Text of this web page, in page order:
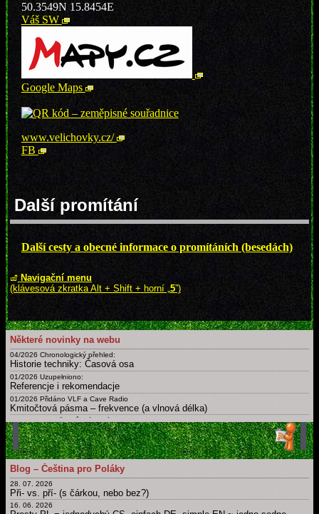
50.3549N 15.8454E
Váš SW
Google Maps
www.velichovky.cz/
FB
Další promítání
Další cesty a obecné informace o promítáních (besedách)
Navigační menu
(klávesová zkratka Alt + Shift + horní „ 5”)
Některé novinky na webu
04/2026 Chronologický přehled:
Historie techniky: Časová osa
01/2026 Uzupełniono:
Referencje i rekomendacje
01/2026 Přidáno VLF a Cave Radio
Kmitočtová pásma – frekvence (a vlnová délka)
09/2025 Doplněny různé nové
Certifikáty a osvědčení
02/2025
Slovník: zájmena, příslovce, spojky, ... Krátká, drobná, základní slova česky, polsky a v dalších jazycích
01/2025 Uzupełnieno: Ostatnia Wieczerza
Dny, měsíce, roční období, části dne a další časové slovníky
Archiv novinek
Starší novinky
Blog – Čeština pro Poláky
28. 07. 2026
Při- vs. pří- (s čárkou, nebo bez?)
16. 06. 2026